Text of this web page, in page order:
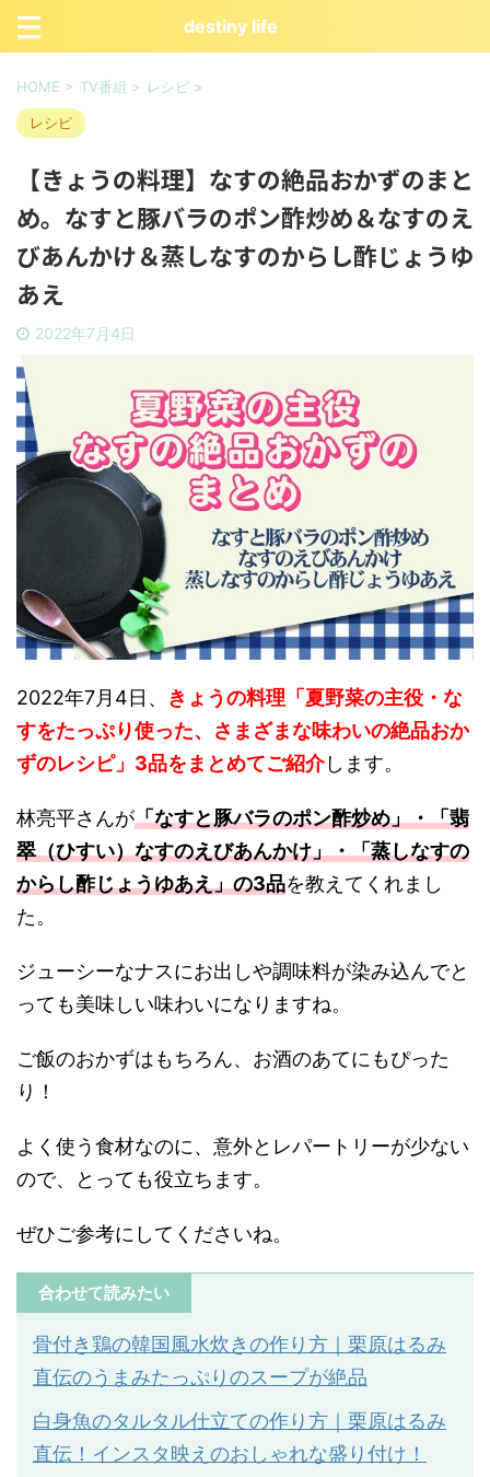
destiny life
HOME > TV番組 > レシピ >
レシピ
【きょうの料理】なすの絶品おかずのまと
め。なすと豚バラのポン酢炒め＆なすのえ
びあんかけ＆蒸しなすのからし酢じょうゆ
あえ
2022年7月4日
2022年7月4日、 きょうの料理「夏野菜の主役・な
すをたっぷり使った、さまざまな味わいの絶品おか
ずのレシピ」3品をまとめてご紹介します。
林亮平さんが「なすと豚バラのポン酢炒め」・「翡
翠（ひすい）なすのえびあんかけ」・「蒸しなすの
からし酢じょうゆあえ」の3品を教えてくれまし
た。
ジューシーなナスにお出しや調味料が染み込んでと
っても美味しい味わいになりますね。
ご飯のおかずはもちろん、お酒のあてにもぴった
り！
よく使う食材なのに、意外とレパートリーが少ない
ので、とっても役立ちます。
ぜひご参考にしてくださいね。
合わせて読みたい
骨付き鶏の韓国風水炊きの作り方｜栗原はるみ
直伝のうまみたっぷりのスープが絶品
白身魚のタルタル仕立ての作り方｜栗原はるみ
直伝！インスタ映えのおしゃれな盛り付け！